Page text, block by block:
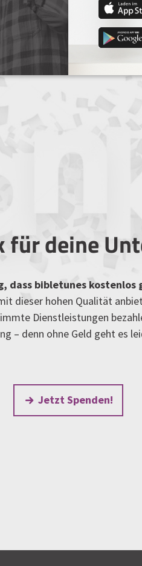
für deine
dass bibletunes kostenlos
dieser hohen Qualität
Dienstleistungen
– denn ohne Geld geht es
Jetzt Spenden!